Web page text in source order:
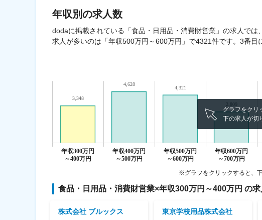
年収別の求人数
dodaに掲載されている「食品・日用品・消費財営業」の求人で
求人が多いのは「年収500万円～600万円」で4321件です。3番目
グラフをクリ
下の求人が切
※グラフをクリックすると、
食品・日用品・消費財営業×年収300万円～400万円 の求
株式会社 ブルックス 東京学校用品株式会社